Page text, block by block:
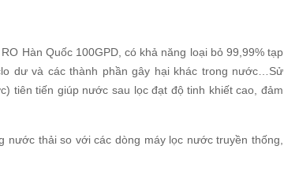
Hàn Quốc 100GPD, có khả năng loại bỏ 99,99% tạp
dư và các thành phần gây hại khác trong nước…Sử
tiên tiến giúp nước sau lọc đạt độ tinh khiết cao, đảm
nước thải so với các dòng máy lọc nước truyền thống,